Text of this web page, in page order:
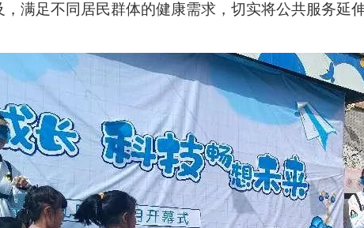
满足不同居民群体的健康需求，切实将公共服务延